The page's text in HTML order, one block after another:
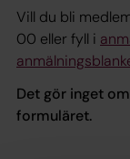
Vill du bli
00 eller fyll i
Det gör inget
formuläret.